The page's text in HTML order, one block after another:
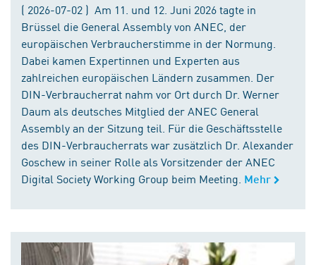
( 2026-07-02 ) Am 11. und 12. Juni 2026 tagte in
Brüssel die General Assembly von ANEC, der
europäischen Verbraucherstimme in der Normung.
Dabei kamen Expertinnen und Experten aus
zahlreichen europäischen Ländern zusammen. Der
DIN-Verbraucherrat nahm vor Ort durch Dr. Werner
Daum als deutsches Mitglied der ANEC General
Assembly an der Sitzung teil. Für die Geschäftsstelle
des DIN-Verbraucherrats war zusätzlich Dr. Alexander
Goschew in seiner Rolle als Vorsitzender der ANEC
Digital Society Working Group beim Meeting. Mehr